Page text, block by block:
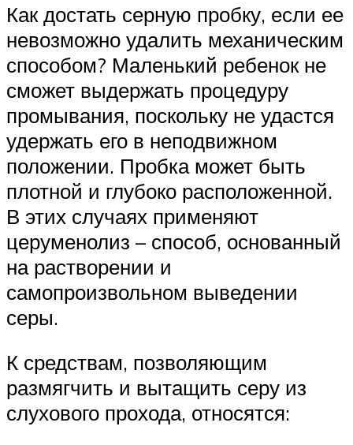
Как достать серную пробку, если ее
невозможно удалить механическим
способом? Маленький ребенок не
сможет выдержать процедуру
промывания, поскольку не удастся
удержать его в неподвижном
положении. Пробка может быть
плотной и глубоко расположенной.
В этих случаях применяют
церуменолиз – способ, основанный
на растворении и
самопроизвольном выведении
серы.
К средствам, позволяющим
размягчить и вытащить серу из
слухового прохода, относятся: